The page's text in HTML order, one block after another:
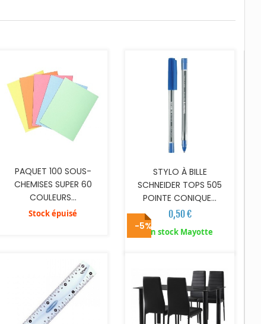
PAQUET 100 SOUS-
CHEMISES SUPER 60
COULEURS...
Stock épuisé
STYLO À BILLE
SCHNEIDER TOPS 505
POINTE CONIQUE...
0,50 €
En stock Mayotte
-5% AJOUTER AU PANIER